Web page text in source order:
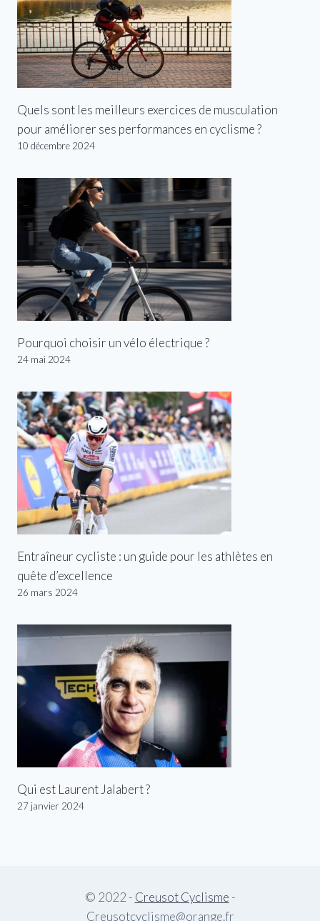
Quels sont les meilleurs exercices de musculation
pour améliorer ses performances en cyclisme ?
10 décembre 2024
Pourquoi choisir un vélo électrique ?
24 mai 2024
Entraîneur cycliste : un guide pour les athlètes en
quête d’excellence
26 mars 2024
Qui est Laurent Jalabert ?
27 janvier 2024
© 2022 - Creusot Cyclisme -
Creusotcyclisme@orange.fr